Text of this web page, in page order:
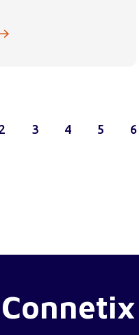
2 3 4 5 6